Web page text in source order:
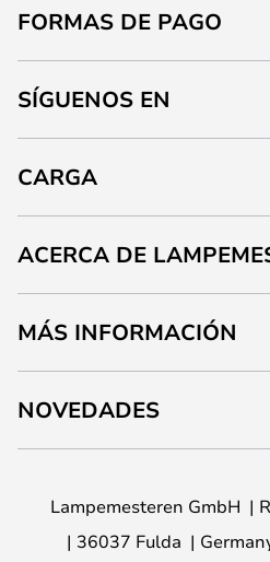
FORMAS DE PAGO
SÍGUENOS EN
CARGA
ACERCA DE
MÁS INFORMACIÓN
NOVEDADES
Lampemesteren GmbH
36037 Fulda